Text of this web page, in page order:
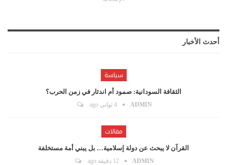
أحدث الأخبار
سياسة
الثقافة السودانية: صمود أم اندثار في زمن الحرب؟
ADMIN 4 ثواني ago
مقالات
القرآن لا يبحث عن دولة إسلامية… بل يبني أمة مستخلفة
ADMIN 12 دقيقة ago